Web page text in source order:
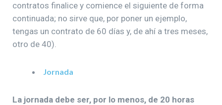
contratos finalice y comience el siguiente de forma
continuada; no sirve que, por poner un ejemplo,
tengas un contrato de 60 días y, de ahí a tres meses,
otro de 40).
Jornada
La jornada debe ser, por lo menos, de 20 horas